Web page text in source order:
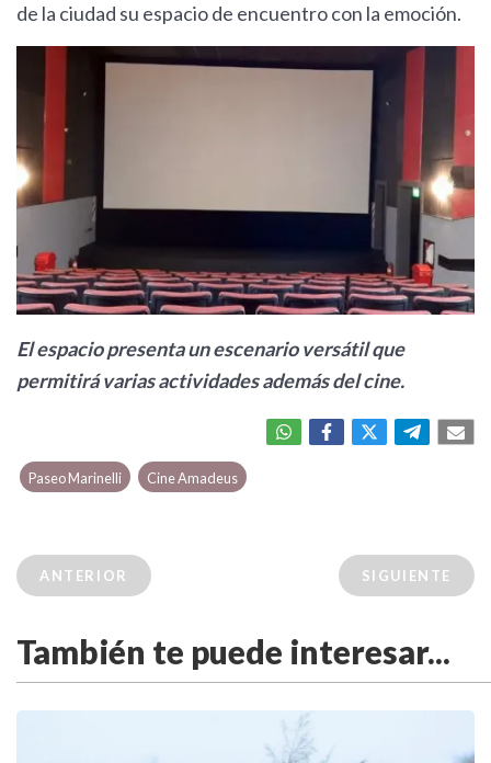
de la ciudad su espacio de encuentro con la emoción.
El espacio presenta un escenario versátil que
permitirá varias actividades además del cine.
Paseo Marinelli Cine Amadeus
ANTERIOR SIGUIENTE
También te puede interesar...